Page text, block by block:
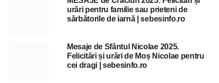
urări pentru familie sau prieteni de
sărbătorile de iarnă | sebesinfo.ro
Mesaje de Sfântul Nicolae 2025.
Felicitări și urări de Moș Nicolae pentru
cei dragi | sebesinfo.ro